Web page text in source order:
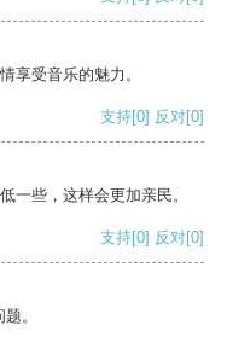
享受音乐的魅力。
支持[0] 反对[0]
一些，这样会更加亲民。
支持[0] 反对[0]
。